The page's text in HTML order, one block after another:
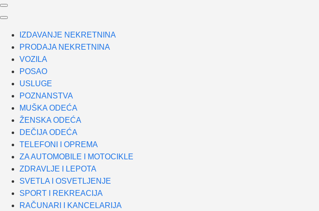
IZDAVANJE NEKRETNINA
PRODAJA NEKRETNINA
VOZILA
POSAO
USLUGE
POZNANSTVA
MUŠKA ODEĆA
ŽENSKA ODEĆA
DEČIJA ODEĆA
TELEFONI I OPREMA
ZA AUTOMOBILE I MOTOCIKLE
ZDRAVLJE I LEPOTA
SVETLA I OSVETLJENJE
SPORT I REKREACIJA
RAČUNARI I KANCELARIJA